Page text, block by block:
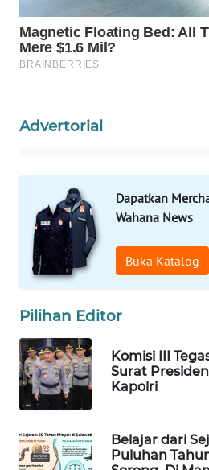
Advertorial
Dapatkan
Wahana News
Buka Katalog
Pilihan Editor
Komisi III
Surat
Kapolri
Belajar dari
Puluhan
MASYARAKAT
KELISTRIKAN
MARTABAT
NET
PLN
WATCH
LPKKI
LKKI
KOPEKLIN